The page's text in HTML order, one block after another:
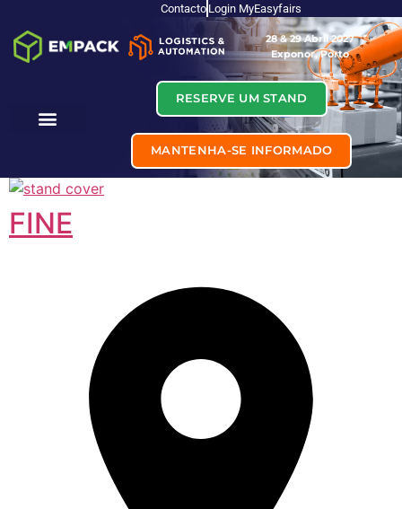
Contacto Login MyEasyfairs
28 & 29 Abril 2027
Exponor, Porto
RESERVE UM STAND
MANTENHA-SE INFORMADO
FINE